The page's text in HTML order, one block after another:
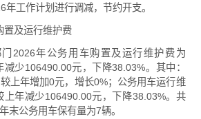
工作计划进行调减，节约开支。
置及运行维护费
2026年公务用车购置及运行维护费为
少106490.00元，下降38.03%。其中：
上年增加0元，增长0%；公务用车运行维
上年减少106490.00元，下降38.03%。共
末公务用车保有量为7辆。